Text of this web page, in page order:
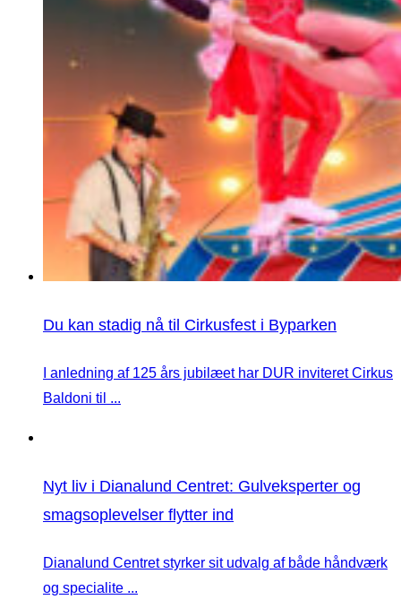
Du kan stadig nå til Cirkusfest i Byparken
I anledning af 125 års jubilæet har DUR inviteret Cirkus
Baldoni til ...
Nyt liv i Dianalund Centret: Gulveksperter og
smagsoplevelser flytter ind
Dianalund Centret styrker sit udvalg af både håndværk
og specialite ...